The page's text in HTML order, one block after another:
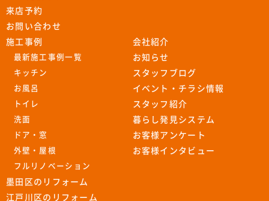
来店予約
お問い合わせ
施工事例
最新施工事例一覧
キッチン
お風呂
トイレ
洗面
ドア・窓
外壁・屋根
フルリノベーション
会社紹介
お知らせ
スタッフブログ
イベント・チラシ情報
スタッフ紹介
暮らし発見システム
お客様アンケート
お客様インタビュー
墨田区のリフォーム
江戸川区のリフォーム